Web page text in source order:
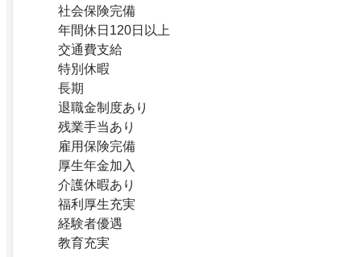
社会保険完備
年間休日120日以上
交通費支給
特別休暇
長期
退職金制度あり
残業手当あり
雇用保険完備
厚生年金加入
介護休暇あり
福利厚生充実
経験者優遇
教育充実